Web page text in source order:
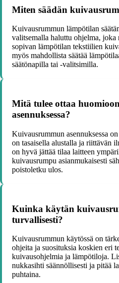
Miten säädän
Kuivausrummun lämpötilan
valitsemalla haluttu ohjelma, joka
sopivan lämpötilan tekstiilien
myös mahdollista säätää
säätönapilla tai -valitsimilla.
Mitä tulee ottaa
asennuksessa?
Kuivausrummun asennuksessa
on tasaisella alustalla ja riittävän
on hyvä jättää tilaa laitteen
kuivausrumpu asianmukaisesti
poistoletku ulos.
Kuinka käytän
turvallisesti?
Kuivausrummun käytössä on
ohjeita ja suosituksia koskien eri
kuivausohjelmia ja lämpötiloja.
nukkasihti säännöllisesti ja pitää
puhtaina.